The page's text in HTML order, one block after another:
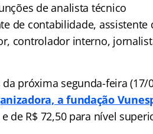
de analista técnico
de contabilidade, assistente
controlador interno,
próxima segunda-feira (17/
a fundação
de R$ 72,50 para nível